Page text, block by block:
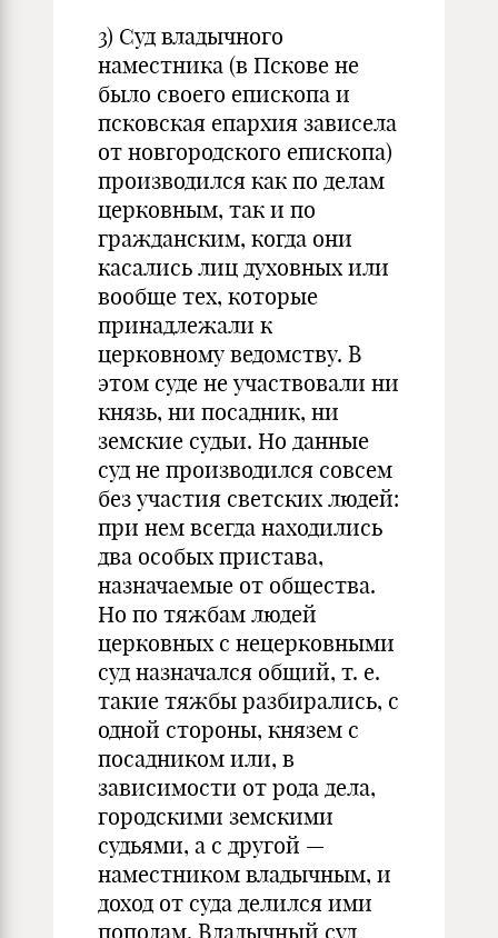
3) Суд владычного
наместника (в Пскове не
было своего епископа и
псковская епархия зависела
от новгородского епископа)
производился как по делам
церковным, так и по
гражданским, когда они
касались лиц духовных или
вообще тех, которые
принадлежали к
церковному ведомству. В
этом суде не участвовали ни
князь, ни посадник, ни
земские судьи. Но данные
суд не производился совсем
без участия светских людей:
при нем всегда находились
два особых пристава,
назначаемые от общества.
Но по тяжбам людей
церковных с нецерковными
суд назначался общий, т. е.
такие тяжбы разбирались, с
одной стороны, князем с
посадником или, в
зависимости от рода дела,
городскими земскими
судьями, а с другой —
наместником владычным, и
доход от суда делился ими
пополам. Владычный суд